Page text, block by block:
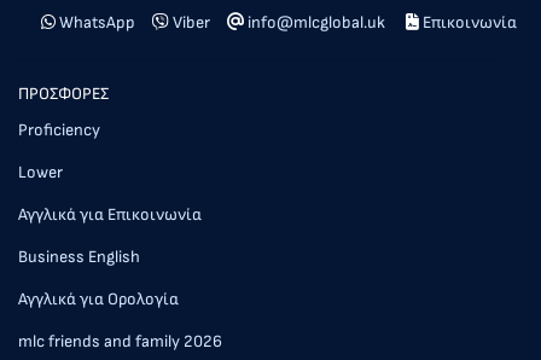
WhatsApp Viber info@mlcglobal.uk Επικοινωνία
ΠΡΟΣΦΟΡΕΣ
Proficiency
Lower
Αγγλικά για Επικοινωνία
Business English
Αγγλικά για Ορολογία
mlc friends and family 2026